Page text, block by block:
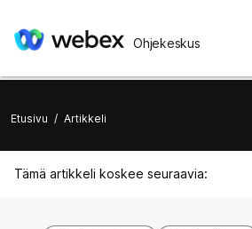
Ohjekeskus
Etusivu / Artikkeli
Tämä artikkeli koskee seuraavia: